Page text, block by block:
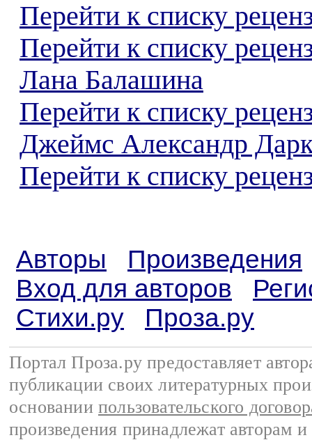
Перейти к списку
Перейти к списку
Лана Балашина
Перейти к списку
Джеймс Александр
Перейти к списку
Авторы
Произведения
Вход для авторов
Стихи.ру
Проза.ру
Портал Проза.ру предоставляет
публикации своих литературных
основании пользовательского
произведения принадлежат авторам